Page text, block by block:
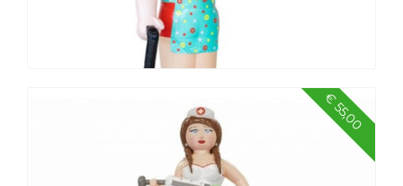
Sarah met wandelstok, 4 meter
€ 55,00